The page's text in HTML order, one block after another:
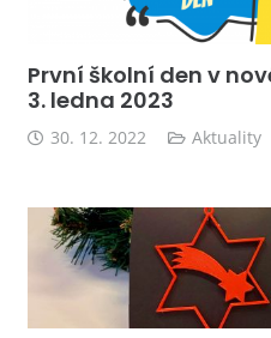
První školní den v
3. ledna 2023
30. 12. 2022 Aktuality